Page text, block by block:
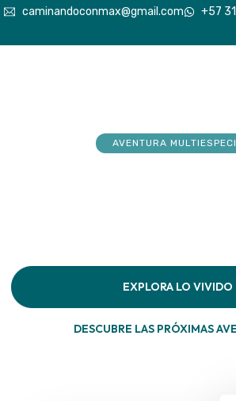
caminandoconmax@gmail.com +57
AVENTURA
EXPLORA LO VIVIDO
DESCUBRE LAS PRÓXIMAS